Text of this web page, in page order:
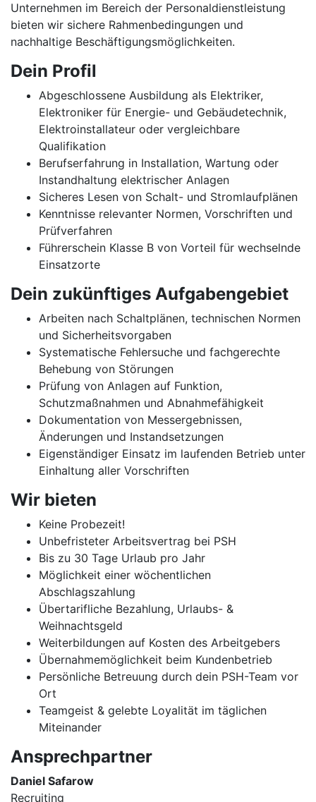
Unternehmen im Bereich der Personaldienstleistung
bieten wir sichere Rahmenbedingungen und
nachhaltige Beschäftigungsmöglichkeiten.
Dein Profil
Abgeschlossene Ausbildung als Elektriker,
Elektroniker für Energie- und Gebäudetechnik,
Elektroinstallateur oder vergleichbare
Qualifikation
Berufserfahrung in Installation, Wartung oder
Instandhaltung elektrischer Anlagen
Sicheres Lesen von Schalt- und Stromlaufplänen
Kenntnisse relevanter Normen, Vorschriften und
Prüfverfahren
Führerschein Klasse B von Vorteil für wechselnde
Einsatzorte
Dein zukünftiges Aufgabengebiet
Arbeiten nach Schaltplänen, technischen Normen
und Sicherheitsvorgaben
Systematische Fehlersuche und fachgerechte
Behebung von Störungen
Prüfung von Anlagen auf Funktion,
Schutzmaßnahmen und Abnahmefähigkeit
Dokumentation von Messergebnissen,
Änderungen und Instandsetzungen
Eigenständiger Einsatz im laufenden Betrieb unter
Einhaltung aller Vorschriften
Wir bieten
Keine Probezeit!
Unbefristeter Arbeitsvertrag bei PSH
Bis zu 30 Tage Urlaub pro Jahr
Möglichkeit einer wöchentlichen
Abschlagszahlung
Übertarifliche Bezahlung, Urlaubs- &
Weihnachtsgeld
Weiterbildungen auf Kosten des Arbeitgebers
Übernahmemöglichkeit beim Kundenbetrieb
Persönliche Betreuung durch dein PSH-Team vor
Ort
Teamgeist & gelebte Loyalität im täglichen
Miteinander
Ansprechpartner
Daniel Safarow
Recruiting